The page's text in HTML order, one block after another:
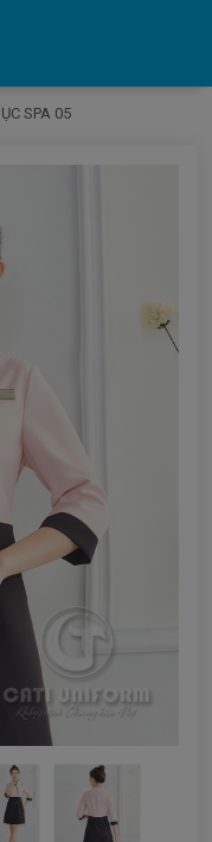
SPA 05